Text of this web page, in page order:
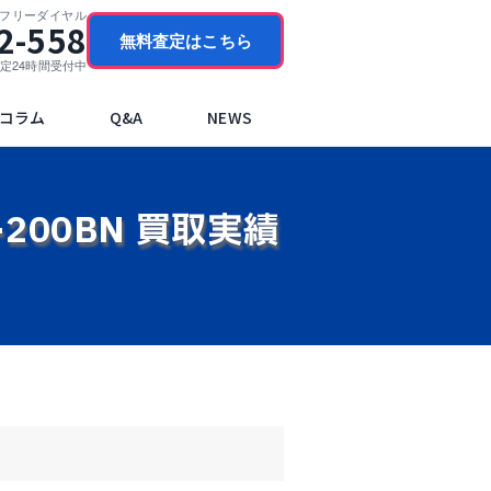
リーダイヤル
558
24時間受付中
無料査定はこちら
コラム Q&A NEWS
買取実績